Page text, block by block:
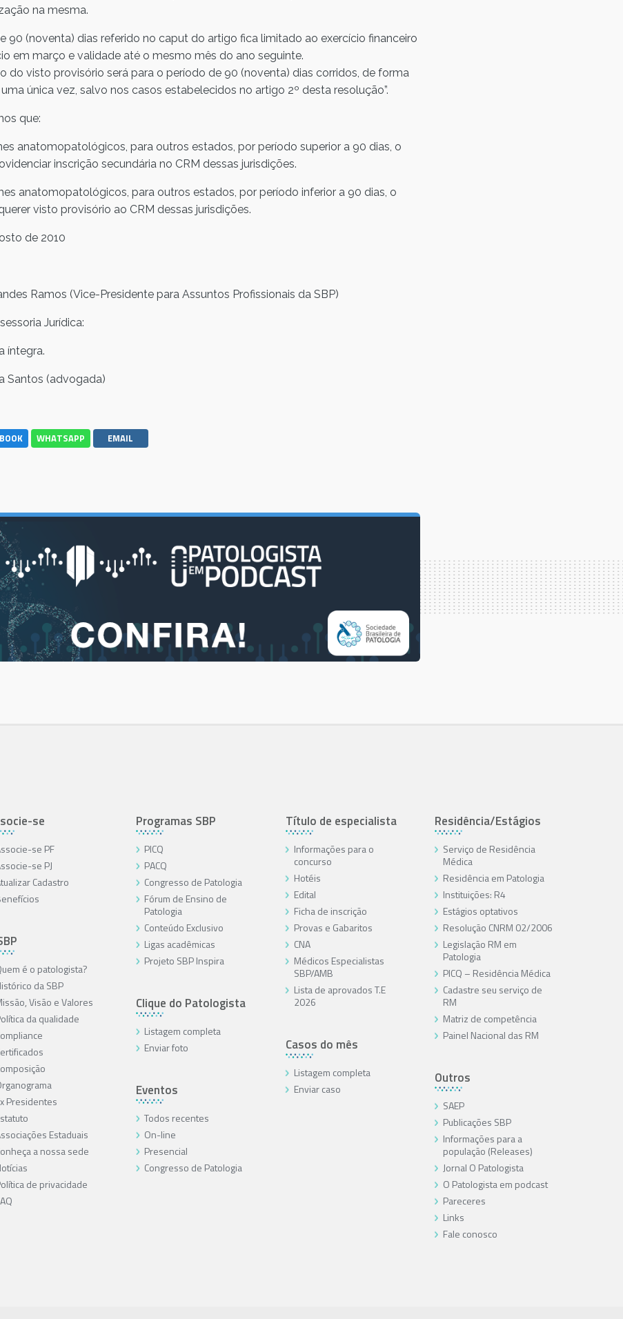
na mesma.
90 (noventa) dias referido no caput do artigo fica limitado ao exercício financeiro
em março e validade até o mesmo mês do ano seguinte.
do visto provisório será para o período de 90 (noventa) dias corridos, de forma
única vez, salvo nos casos estabelecidos no artigo 2º desta resolução”.
que:
anatomopatológicos, para outros estados, por período superior a 90 dias, o
inscrição secundária no CRM dessas jurisdições.
anatomopatológicos, para outros estados, por período inferior a 90 dias, o
visto provisório ao CRM dessas jurisdições.
de 2010
Ramos (Vice-Presidente para Assuntos Profissionais da SBP)
Jurídica:
íntegra.
Santos (advogada)
WHATSAPP EMAIL
se
se PF
se PJ
Cadastro
é o patologista?
da SBP
Visão e Valores
da qualidade
Presidentes
Estaduais
a nossa sede
de privacidade
Programas SBP
PICQ
PACQ
Congresso de Patologia
Fórum de Ensino de
Patologia
Conteúdo Exclusivo
Ligas acadêmicas
Projeto SBP Inspira
Clique do Patologista
Listagem completa
Enviar foto
Eventos
Todos recentes
On-line
Presencial
Congresso de Patologia
Título de especialista
Informações para o
concurso
Hotéis
Edital
Ficha de inscrição
Provas e Gabaritos
CNA
Médicos Especialistas
SBP/AMB
Lista de aprovados T.E
2026
Casos do mês
Listagem completa
Enviar caso
Residência/Estágios
Serviço de Residência
Médica
Residência em Patologia
Instituições: R4
Estágios optativos
Resolução CNRM 02/2006
Legislação RM em
Patologia
PICQ – Residência Médica
Cadastre seu serviço de
RM
Matriz de competência
Painel Nacional das RM
Outros
SAEP
Publicações SBP
Informações para a
população (Releases)
Jornal O Patologista
O Patologista em podcast
Pareceres
Links
Fale conosco